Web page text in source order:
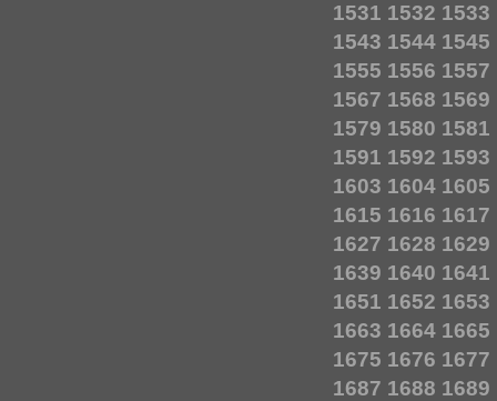
1531 1532 1533
1543 1544 1545
1555 1556 1557
1567 1568 1569
1579 1580 1581
1591 1592 1593
1603 1604 1605
1615 1616 1617
1627 1628 1629
1639 1640 1641
1651 1652 1653
1663 1664 1665
1675 1676 1677
1687 1688 1689